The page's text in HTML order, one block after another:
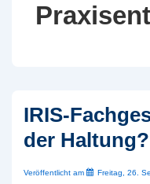
IRIS-
der Haltung?
Veröffentlicht am Freitag, 26.